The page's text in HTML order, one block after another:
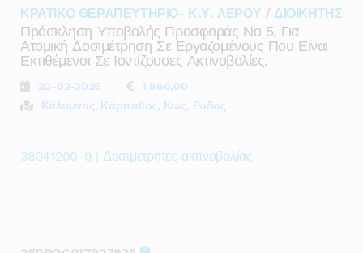
ΚΡΑΤΙΚΟ ΘΕΡΑΠΕΥΤΗΡΙΟ- Κ.Υ. ΛΕΡΟΥ / ΔΙΟΙΚΗΤΗΣ
Πρόσκληση Υποβολής Προσφοράς Νο 5, Για
Ατομική Δοσιμέτρηση Σε Εργαζομένους Που Είναι
Εκτιθέμενοι Σε Ιοντίζουσες Ακτινοβολίες.
20-02-2026
1.860,00
Κάλυμνος, Κάρπαθος, Κως, Ρόδος
38341200-9 | Δοσιμετρητές ακτινοβολίας